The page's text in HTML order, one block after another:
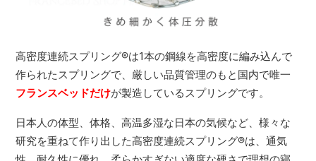
高密度連続スプリング®は1本の鋼線を高密度に編み込んで
作られたスプリングで、厳しい品質管理のもと国内で唯一
フランスベッドだけが製造しているスプリングです。
日本人の体型、体格、高温多湿な日本の気候など、様々な
研究を重ねて作り出した高密度連続スプリング®は、通気